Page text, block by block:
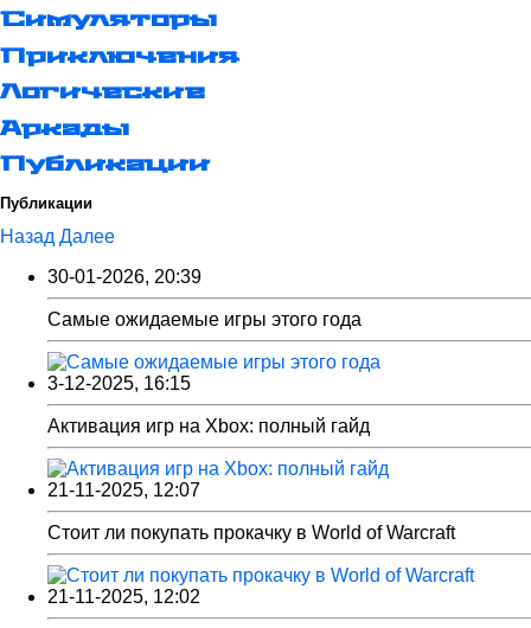
Симуляторы
Приключения
Логические
Аркады
Публикации
Публикации
Назад Далее
30-01-2026, 20:39
Самые ожидаемые игры этого года
3-12-2025, 16:15
Активация игр на Xbox: полный гайд
21-11-2025, 12:07
Стоит ли покупать прокачку в World of Warcraft
21-11-2025, 12:02